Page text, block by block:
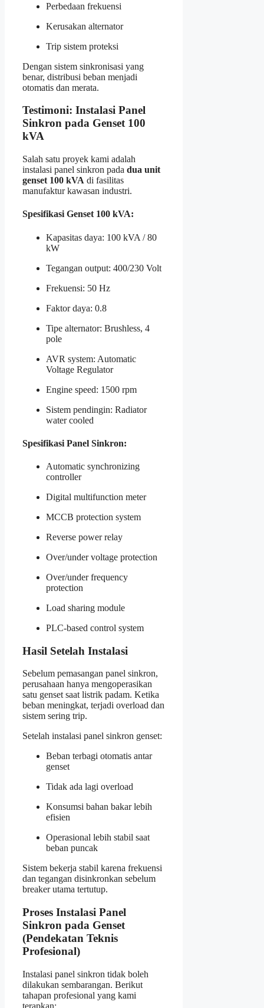
Perbedaan frekuensi
Kerusakan alternator
Trip sistem proteksi
Dengan sistem sinkronisasi yang
benar, distribusi beban menjadi
otomatis dan merata.
Testimoni: Instalasi Panel
Sinkron pada Genset 100
kVA
Salah satu proyek kami adalah
instalasi panel sinkron pada dua unit
genset 100 kVA di fasilitas
manufaktur kawasan industri.
Spesifikasi Genset 100 kVA:
Kapasitas daya: 100 kVA / 80
kW
Tegangan output: 400/230 Volt
Frekuensi: 50 Hz
Faktor daya: 0.8
Tipe alternator: Brushless, 4
pole
AVR system: Automatic
Voltage Regulator
Engine speed: 1500 rpm
Sistem pendingin: Radiator
water cooled
Spesifikasi Panel Sinkron:
Automatic synchronizing
controller
Digital multifunction meter
MCCB protection system
Reverse power relay
Over/under voltage protection
Over/under frequency
protection
Load sharing module
PLC-based control system
Hasil Setelah Instalasi
Sebelum pemasangan panel sinkron,
perusahaan hanya mengoperasikan
satu genset saat listrik padam. Ketika
beban meningkat, terjadi overload dan
sistem sering trip.
Setelah instalasi panel sinkron genset:
Beban terbagi otomatis antar
genset
Tidak ada lagi overload
Konsumsi bahan bakar lebih
efisien
Operasional lebih stabil saat
beban puncak
Sistem bekerja stabil karena frekuensi
dan tegangan disinkronkan sebelum
breaker utama tertutup.
Proses Instalasi Panel
Sinkron pada Genset
(Pendekatan Teknis
Profesional)
Instalasi panel sinkron tidak boleh
dilakukan sembarangan. Berikut
tahapan profesional yang kami
terapkan: